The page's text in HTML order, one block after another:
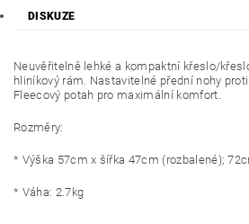
DISKUZE
Neuvěřitelně lehké a kompaktní křeslo/
hliníkový rám. Nastavitelné přední nohy
Fleecový potah pro maximální komfort.
Rozměry:
* Výška 57cm x šířka 47cm (rozbalené);
* Váha: 2.7kg